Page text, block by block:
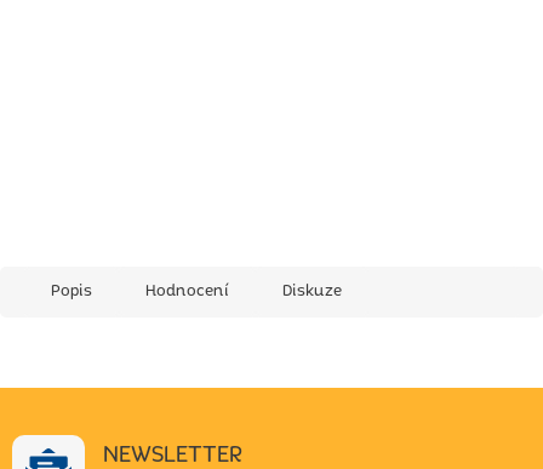
Popis Hodnocení Diskuze
NEWSLETTER